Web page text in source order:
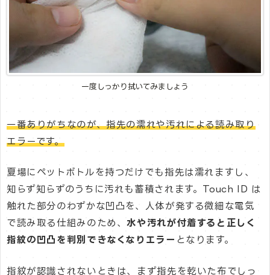
一度しっかり拭いてみましょう
一番ありがちなのが、指先の濡れや汚れによる読み取り
エラーです。
夏場にペットボトルを持つだけでも指先は濡れますし、
知らず知らずのうちに汚れも蓄積されます。Touch ID は
触れた部分のわずかな凹凸を、人体が発する微細な電気
で読み取る仕組みのため、水や汚れが付着すると正しく
指紋の凹凸を判別できなくなりエラー となります。
指紋が認識されないときは、まず指先を乾いた布でしっ